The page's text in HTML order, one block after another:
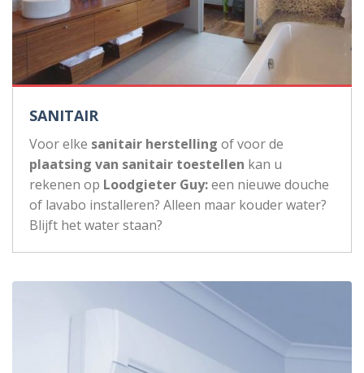
SANITAIR
Voor elke sanitair herstelling of voor de
plaatsing van sanitair toestellen kan u
rekenen op Loodgieter Guy:een nieuwe douche
of lavabo installeren? Alleen maar kouder water?
Blijft het water staan?